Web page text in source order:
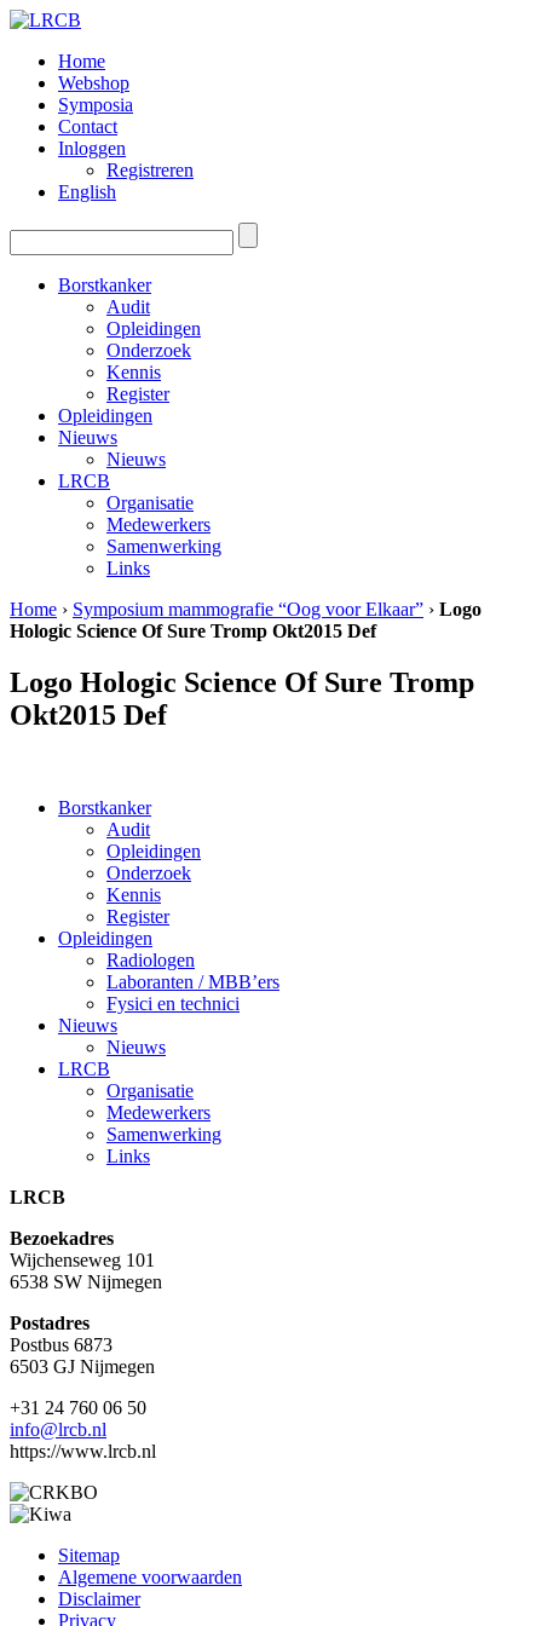
Home
Webshop
Symposia
Contact
Inloggen
Registreren
English
Borstkanker
Audit
Opleidingen
Onderzoek
Kennis
Register
Opleidingen
Nieuws
Nieuws
LRCB
Organisatie
Medewerkers
Samenwerking
Links
Home › Symposium mammografie “Oog voor Elkaar” › Logo
Hologic Science Of Sure Tromp Okt2015 Def
Logo Hologic Science Of Sure Tromp
Okt2015 Def
Borstkanker
Audit
Opleidingen
Onderzoek
Kennis
Register
Opleidingen
Radiologen
Laboranten / MBB’ers
Fysici en technici
Nieuws
Nieuws
LRCB
Organisatie
Medewerkers
Samenwerking
Links
LRCB
Bezoekadres
Wijchenseweg 101
6538 SW Nijmegen
Postadres
Postbus 6873
6503 GJ Nijmegen
+31 24 760 06 50
info@lrcb.nl
https://www.lrcb.nl
Sitemap
Algemene voorwaarden
Disclaimer
Privacy